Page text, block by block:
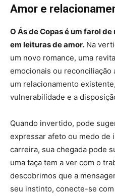
Amor e
O Ás de Copas é um farol
em leituras de amor. Na
um novo romance, uma
emocionais ou reconciliação
um relacionamento
vulnerabilidade e a
Quando invertido, pode
expressar afeto ou medo de
carreira, sua chegada pode
uma taça tem a ver com o
descobrimos que a
seu instinto, conecte-se